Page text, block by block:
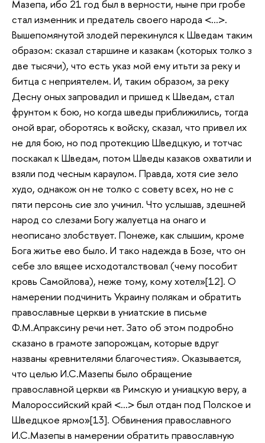
Мазепа, ибо 21 год был в верности, ныне при гробе
стал изменник и предатель своего народа <…>.
Вышепомянутой злодей перекинулся к Шведам таким
образом: сказал старшине и казакам (которых толко з
две тысячи), что есть указ мой ему итьти за реку и
битца с неприятелем. И, таким образом, за реку
Десну оных запровадил и пришед к Шведам, стал
фрунтом к бою, но когда шведы приближились, тогда
оной враг, оборотясь к войску, сказал, что привел их
не для бою, но под протекцию Шведцкую, и тотчас
поскакал к Шведам, потом Шведы казаков охватили и
взяли под чесным караулом. Правда, хотя сие зело
худо, однакож он не толко с совету всех, но не с
пяти персонь сие зло учинил. Что услышав, здешней
народ со слезами Богу жалуетца на онаго и
неописано злобствует. Понеже, как слышим, кроме
Бога житье ево было. И тако надежда в Бозе, что он
себе зло вящее исходоталствовал (чему пособит
кровь Самойлова), неже тому, кому хотел»[12]. О
намерении подчинить Украину полякам и обратить
православные церкви в униатские в письме
Ф.М.Апраксину речи нет. Зато об этом подробно
сказано в грамоте запорожцам, которые вдруг
названы «ревнителями благочестия». Оказывается,
что целью И.С.Мазепы было обращение
православной церкви «в Римскую и униацкую веру, а
Малороссийский край <…> был отдан под Полское и
Шведцкое ярмо»[13]. Обвинения православного
И.С.Мазепы в намерении обратить православную